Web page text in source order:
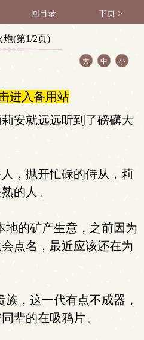
回目录 下页 >
炮(第1/2页)
大 中 小
进入备用站
安就远远听到了磅礴大
，抛开忙碌的侍从，莉
的人。
的矿产生意，之前因为
点名，最近应该还在为
，这一代有点不成器，
辈的在吸鸦片。